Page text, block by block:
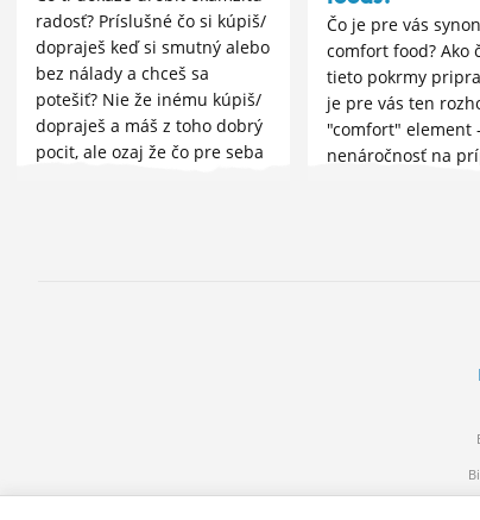
radosť? Príslušné čo si kúpiš/
dopraješ keď si smutný alebo
bez nálady a chceš sa
potešiť? Nie že inému kúpiš/
dopraješ a máš z toho dobrý
pocit, ale ozaj že čo pre seba
Čo je pre vás
comfort food? Ako
tieto pokrmy
je pre vás ten
"comfort" element -
nenáročnosť na